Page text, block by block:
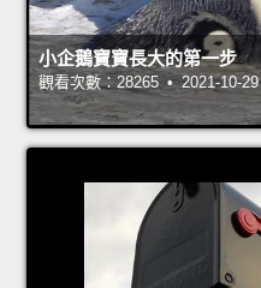
小企鵝寶寶長大的第一步
觀看次數：28265 • 2021-10-29